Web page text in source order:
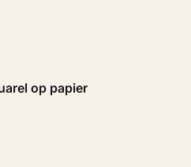
op papier